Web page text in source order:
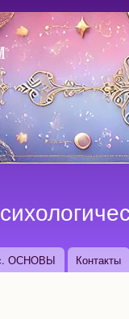
ОСНОВЫ Контакты